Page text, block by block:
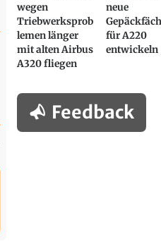
wegen
Triebwerksprob
lemen länger
mit alten Airbus
A320 fliegen
neue
für A220
entwickeln
Feedback